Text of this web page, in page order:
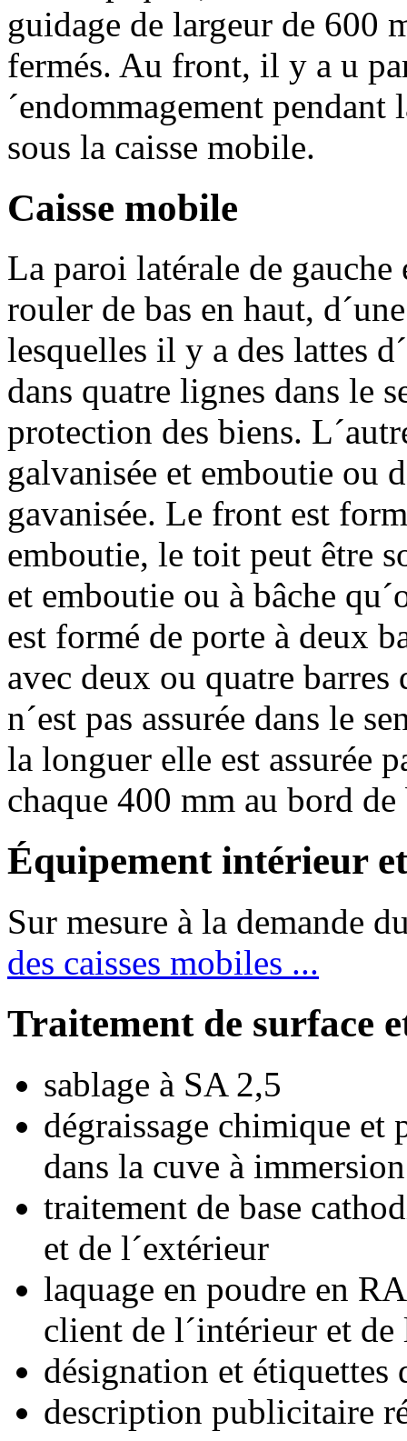
guidage de largeur de 600
fermés. Au front, il y a u
´endommagement
sous la caisse mobile.
Caisse mobile
La paroi latérale de gauche
rouler de bas en haut,
lesquelles il y a des lattes
dans quatre lignes dans le
protection des biens.
galvanisée et emboutie ou
gavanisée. Le front est
emboutie, le toit peut être
et emboutie ou à bâche
est formé de porte à deux
avec deux ou quatre
n´est pas assurée dans le
la longuer elle est assurée
chaque 400 mm au bord de
Équipement intérieur
Sur mesure à la demande
des caisses mobiles ...
Traitement de surface
sablage à SA 2,5
dégraissage chimique
dans la cuve à immersion
traitement de base
et de l´extérieur
laquage en poudre en
client de l´intérieur et de
désignation et
description publicitaire